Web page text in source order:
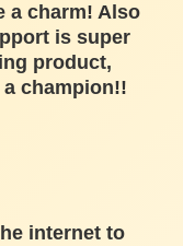
a charm! Also
is super
product,
champion!!
internet to